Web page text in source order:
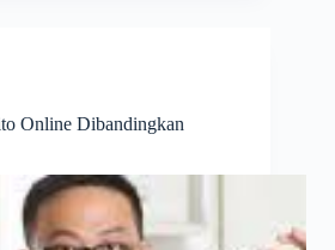
Online Dibandingkan